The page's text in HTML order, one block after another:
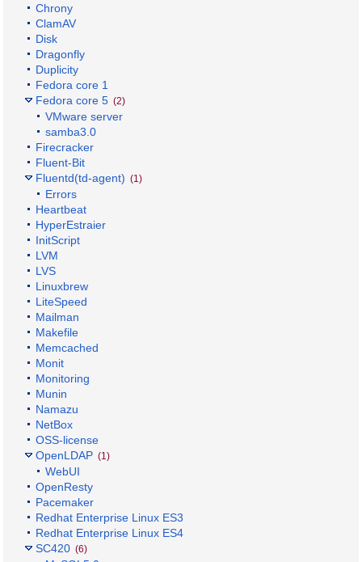
Chrony
ClamAV
Disk
Dragonfly
Duplicity
Fedora core 1
Fedora core 5 (2)
VMware server
samba3.0
Firecracker
Fluent-Bit
Fluentd(td-agent) (1)
Errors
Heartbeat
HyperEstraier
InitScript
LVM
LVS
Linuxbrew
LiteSpeed
Mailman
Makefile
Memcached
Monit
Monitoring
Munin
Namazu
NetBox
OSS-license
OpenLDAP (1)
WebUI
OpenResty
Pacemaker
Redhat Enterprise Linux ES3
Redhat Enterprise Linux ES4
SC420 (6)